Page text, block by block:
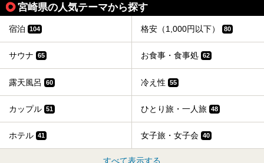
宮崎県の人気テーマから探す
宿泊 104 格安（1,000円以下） 80
サウナ 65 お食事・食事処 62
露天風呂 60 冷え性 55
カップル 51 ひとり旅・一人旅 48
ホテル 41 女子旅・女子会 40
すべて表示する